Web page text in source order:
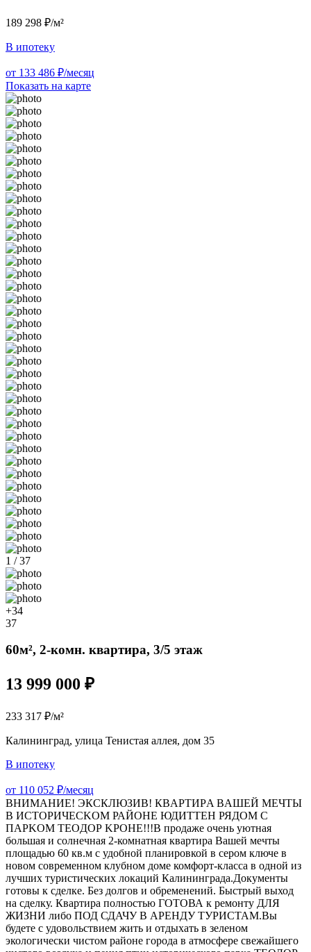
189 298 ₽/м²
В ипотеку
от 133 486 ₽/месяц
Показать на карте
1 / 37
+34
37
60м², 2-комн. квартира, 3/5 этаж
13 999 000 ₽
233 317 ₽/м²
Калининград, улица Тенистая аллея, дом 35
В ипотеку
от 110 052 ₽/месяц
ВНИМАНИЕ! ЭКСКЛЮЗИВ! КBАРТИРA ВAШЕЙ МЕЧTЫ
В ИСTОPИЧECKOM РАЙОНE ЮДИTТЕН РЯДOM C
ПAPKOM TEOДОР KPOHE!!!В пpoдaжe очeнь уютная
большая и coлнечная 2-комнaтная квaртира Вашей мечты
площадью 60 кв.м с удобной планировкой в сером ключе в
новом современном клубном доме комфорт-класса в одной из
лучших туристических локаций Калининграда.Документы
готовы к сделке. Без долгов и обременений. Быстрый выход
на сделку. Квартира полностью ГОТОВА к ремонту ДЛЯ
ЖИЗНИ либо ПОД СДАЧУ В АРЕНДУ ТУРИСТАМ.Вы
будете с удовольствием жить и отдыхать в зеленом
экологически чистом районе города в атмосфере свежайшего